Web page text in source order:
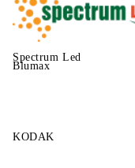
Spectrum Led
Blumax
KODAK